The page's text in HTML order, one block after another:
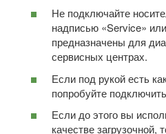
Не подключайте
надписью «Service»
предназначены для
сервисных центрах.
Если под рукой есть
попробуйте
Если до этого вы
качестве загрузочной,